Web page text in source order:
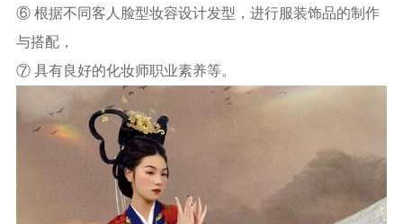
⑥ 根据不同客人脸型妆容设计发型，进行服装饰品的制作
与搭配，
⑦ 具有良好的化妆师职业素养等。